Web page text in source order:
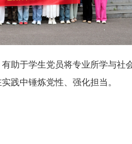
助于学生党员将专业所学与社
践中锤炼党性、强化担当。